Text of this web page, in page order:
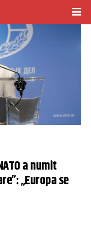
a numit
„Europa se